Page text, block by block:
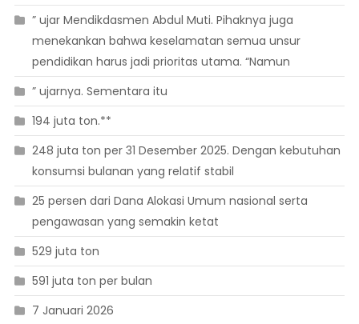
” ujar Mendikdasmen Abdul Muti. Pihaknya juga
menekankan bahwa keselamatan semua unsur
pendidikan harus jadi prioritas utama. “Namun
” ujarnya. Sementara itu
194 juta ton.**
248 juta ton per 31 Desember 2025. Dengan kebutuhan
konsumsi bulanan yang relatif stabil
25 persen dari Dana Alokasi Umum nasional serta
pengawasan yang semakin ketat
529 juta ton
591 juta ton per bulan
7 Januari 2026